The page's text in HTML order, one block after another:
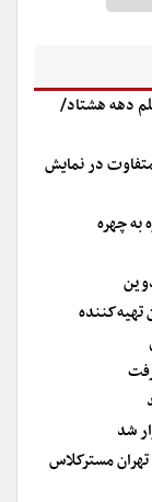
دهه هشتاد/
در نمایش
چهره
تهیه‌کننده
شد
مسترکلاس